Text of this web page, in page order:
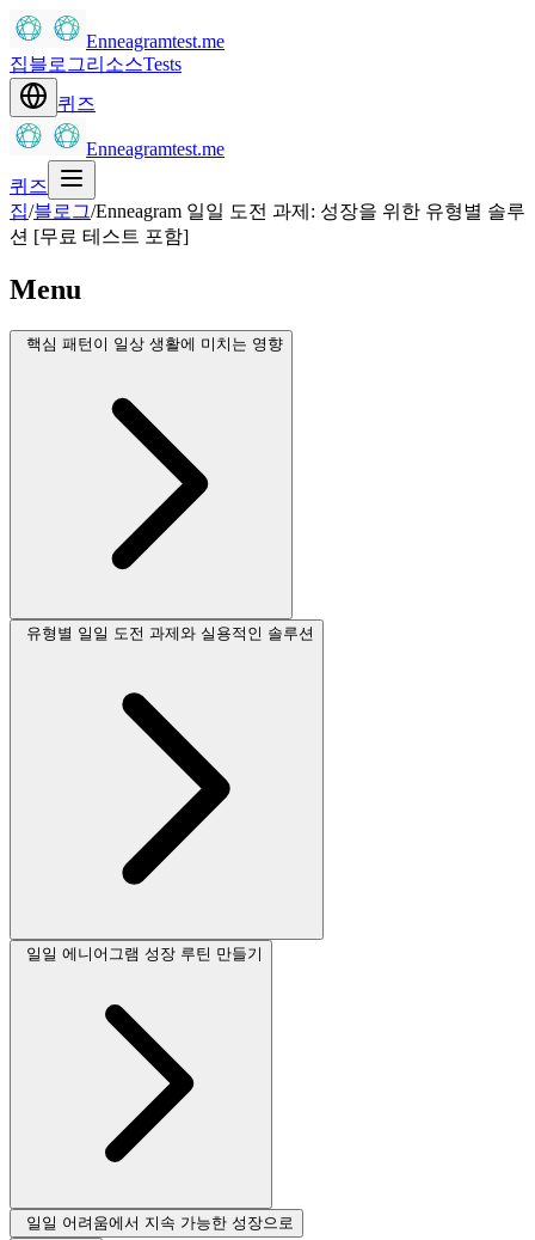
Enneagramtest.me
집블로그리소스Tests
퀴즈
Enneagramtest.me
퀴즈
집/블로그/Enneagram 일일 도전 과제: 성장을 위한 유형별 솔루
션 [무료 테스트 포함]
Menu
핵심 패턴이 일상 생활에 미치는 영향
유형별 일일 도전 과제와 실용적인 솔루션
일일 에니어그램 성장 루틴 만들기
일일 어려움에서 지속 가능한 성장으로